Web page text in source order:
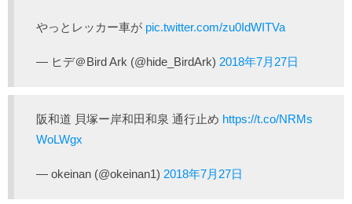
やっとレッカー車が pic.twitter.com/zu0IdWITVa
— ヒデ＠Bird Ark (@hide_BirdArk) 2018年7月27日
阪和道 貝塚ー岸和田和泉 通行止め https://t.co/NRMs
WoLWgx
— okeinan (@okeinan1) 2018年7月27日